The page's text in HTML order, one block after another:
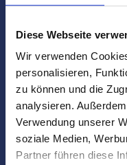
Diese Webseite
Wir verwenden
personalisieren,
zu können und die
analysieren.
Verwendung unserer
soziale Medien,
Partner führen diese
Begleitung
Übergabe
Auch nach